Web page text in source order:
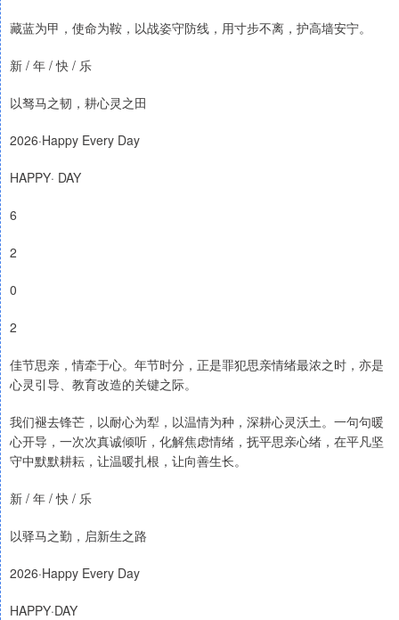
藏蓝为甲，使命为鞍，以战姿守防线，用寸步不离，护高墙安宁。
新 / 年 / 快 / 乐
以驽马之韧，耕心灵之田
2026·Happy Every Day
HAPPY· DAY
6
2
0
2
佳节思亲，情牵于心。年节时分，正是罪犯思亲情绪最浓之时，亦是
心灵引导、教育改造的关键之际。
我们褪去锋芒，以耐心为犁，以温情为种，深耕心灵沃土。一句句暖
心开导，一次次真诚倾听，化解焦虑情绪，抚平思亲心绪，在平凡坚
守中默默耕耘，让温暖扎根，让向善生长。
新 / 年 / 快 / 乐
以驿马之勤，启新生之路
2026·Happy Every Day
HAPPY·DAY